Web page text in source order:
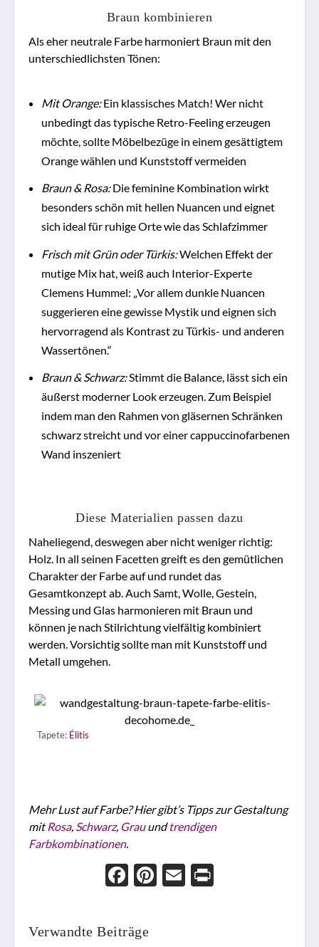
Braun kombinieren
Als eher neutrale Farbe harmoniert Braun mit den
unterschiedlichsten Tönen:
Mit Orange:Ein klassisches Match! Wer nicht
unbedingt das typische Retro-Feeling erzeugen
möchte, sollte Möbelbezüge in einem gesättigtem
Orange wählen und Kunststoff vermeiden
Braun & Rosa:Die feminine Kombination wirkt
besonders schön mit hellen Nuancen und eignet
sich ideal für ruhige Orte wie das Schlafzimmer
Frisch mit Grün oder Türkis:Welchen Effekt der
mutige Mix hat, weiß auch Interior-Experte
Clemens Hummel: „Vor allem dunkle Nuancen
suggerieren eine gewisse Mystik und eignen sich
hervorragend als Kontrast zu Türkis- und anderen
Wassertönen.“
Braun & Schwarz:Stimmt die Balance, lässt sich ein
äußerst moderner Look erzeugen. Zum Beispiel
indem man den Rahmen von gläsernen Schränken
schwarz streicht und vor einer cappuccinofarbenen
Wand inszeniert
Diese Materialien passen dazu
Naheliegend, deswegen aber nicht weniger richtig:
Holz. In all seinen Facetten greift es den gemütlichen
Charakter der Farbe auf und rundet das
Gesamtkonzept ab. Auch Samt, Wolle, Gestein,
Messing und Glas harmonieren mit Braun und
können je nach Stilrichtung vielfältig kombiniert
werden. Vorsichtig sollte man mit Kunststoff und
Metall umgehen.
Tapete: Élitis
Mehr Lust auf Farbe? Hier gibt’s Tipps zur Gestaltung
mitRosa, Schwarz, Grauundtrendigen
Farbkombinationen.
Face
Pint
Ema
Verwandte Beiträge